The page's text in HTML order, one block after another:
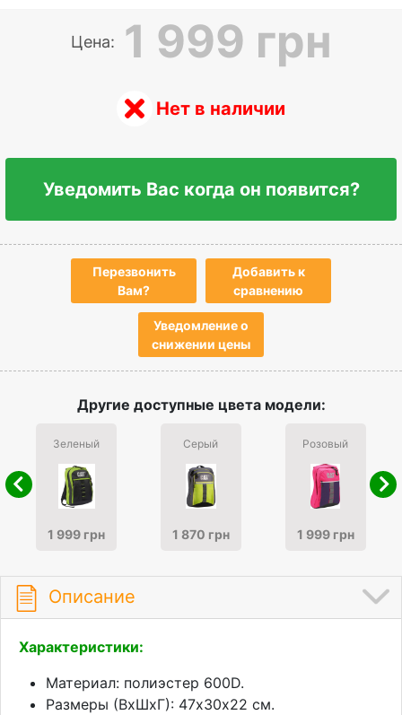
Цена: 1 999 грн
Нет в наличии
Уведомить Вас когда он появится?
Перезвонить
Вам?
Добавить к
сравнению
Уведомление о
снижении цены
Другие доступные цвета модели:
Зеленый
1 999 грн
Серый
1 870 грн
Розовый
1 999 грн
Описание
Характеристики:
Материал: полиэстер 600D.
Размеры (ВхШхГ): 47х30x22 см.